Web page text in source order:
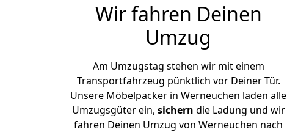
Wir fahren Deinen
Umzug
Am Umzugstag stehen wir mit einem
Transportfahrzeug pünktlich vor Deiner Tür.
Unsere Möbelpacker in Werneuchen laden alle
Umzugsgüter ein, sichern die Ladung und wir
fahren Deinen Umzug von Werneuchen nach